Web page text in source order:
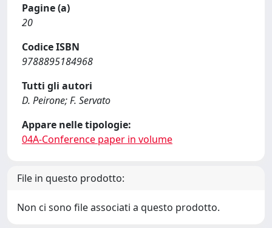
Pagine (a)
20
Codice ISBN
9788895184968
Tutti gli autori
D. Peirone; F. Servato
Appare nelle tipologie:
04A-Conference paper in volume
File in questo prodotto:
Non ci sono file associati a questo prodotto.